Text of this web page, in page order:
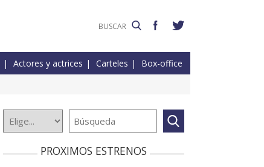
Actores y actrices Carteles Box-office
PROXIMOS ESTRENOS